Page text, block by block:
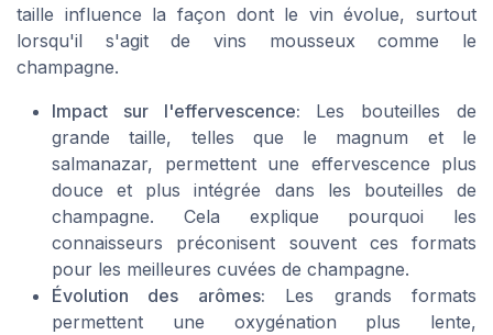
taille influence la façon dont le vin évolue, surtout
lorsqu'il s'agit de vins mousseux comme le
champagne.
Impact sur l'effervescence: Les bouteilles de
grande taille, telles que le magnum et le
salmanazar, permettent une effervescence plus
douce et plus intégrée dans les bouteilles de
champagne. Cela explique pourquoi les
connaisseurs préconisent souvent ces formats
pour les meilleures cuvées de champagne.
Évolution des arômes: Les grands formats
permettent une oxygénation plus lente,